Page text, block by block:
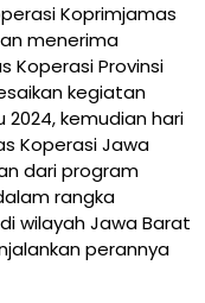
Koprimjamas
menerima
Koperasi Provinsi
kegiatan
2024, kemudian hari
Koperasi Jawa
dari program
rangka
wilayah Jawa Barat
perannya